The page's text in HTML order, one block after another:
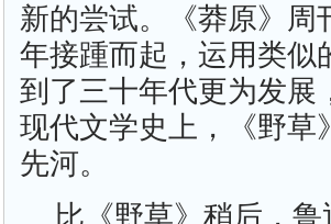
新的尝试。《莽原》周
年接踵而起，运用类似
到了三十年代更为发展
现代文学史上，《野草
先河。
比《野草》稍后，